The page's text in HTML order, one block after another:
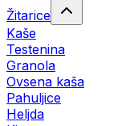
Žitarice
Kaše
Testenina
Granola
Ovsena kaša
Pahuljice
Heljda